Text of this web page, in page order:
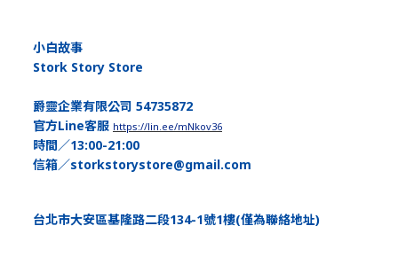
小白故事
Stork Story Store
爵靈企業有限公司 54735872
官方Line客服 https://lin.ee/mNkov36
時間／13:00-21:00
信箱／storkstorystore@gmail.com
台北市大安區基隆路二段134-1號1樓(僅為聯絡地址)